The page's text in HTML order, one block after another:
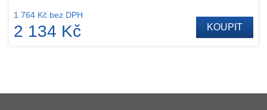
1 764 Kč bez DPH
2 134 Kč KOUPIT